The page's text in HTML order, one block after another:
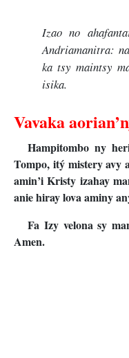
Izao no
Andriamanitra:
ka tsy maintsy
isika.
Vavaka
Hampitombo ny
Tompo, itý mistery
amin’i Kristy izahay
anie hiray lova aminy
Fa Izy velona sy
Amen.